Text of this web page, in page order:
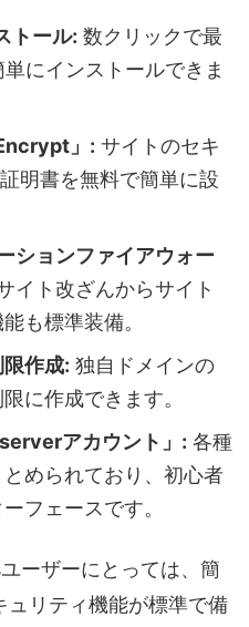
トール: 数クリックで最
にインストールできま
」: サイトのセキ
明書を無料で簡単に設
ションファイアウォー
イト改ざんからサイト
も標準装備。
作成: 独自ドメインの
に作成できます。
アカウント」: 各種
められており、初心者
フェースです。
ーザーにとっては、簡
リティ機能が標準で備